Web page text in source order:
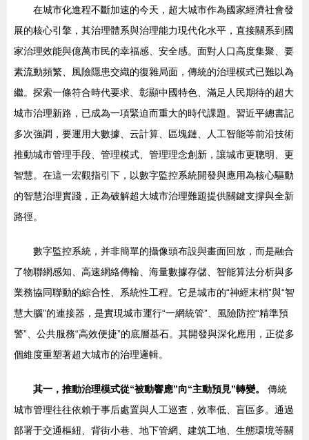
在城市化進程不斷加速的今天，超大城市作為國家經濟社會發
展的核心引擎，其治理體系與治理能力現代化水平，直接關系到國
家治理效能與億萬市民的幸福感、安全感。面對人口高度集聚、要
素流動頻繁、風險隱患交織的復雜局面，傳統的治理模式已難以為
繼。探索一條符合時代要求、彰顯中國特色、滿足人民期待的超大
城市治理新路，已成為一項緊迫而重大的時代課題。習近平總書記
多次強調，要運用大數據、云計算、區塊鏈、人工智能等前沿技術
推動城市管理手段、管理模式、管理理念創新，讓城市更聰明、更
智慧。在這一宏觀指引下，以數字監控系統開發與應用為核心驅動
的智慧治理實踐，正為破解超大城市治理難題提供關鍵支撐與全新
路徑。
數字監控系統，并非簡單的攝像頭布設與畫面回放，而是融合
了物聯網感知、高速網絡傳輸、海量數據存儲、智能算法分析與多
業務協同聯動的綜合性、系統性工程。它是城市的“神經末梢”與“智
慧大腦”的連接器，是實現城市運行“一網統管”、風險防控“精準預
警”、公共服務“高效便捷”的底層基石。其開發與深化應用，正從多
個維度重塑著超大城市的治理邏輯。
其一，推動治理模式從“被動響應”向“主動預見”轉變。
傳統
城市管理往往依賴于事后處置與人工巡查，效率低、盲區多。通過
部署于交通樞紐、背街小巷、地下管網、建筑工地、生態環境等關